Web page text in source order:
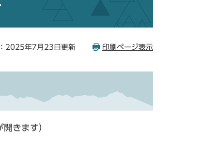
2025年7月23日更新 印刷ページ表示
きます）